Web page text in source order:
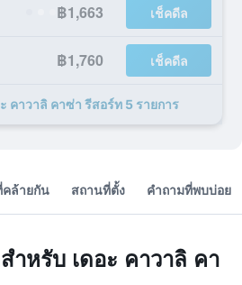
฿1,663 เช็คดีล
฿1,760 เช็คดีล
คาวาลิ คาซ่า รีสอร์ท 5 รายการ
ล้ายกัน สถานที่ตั้ง คำถามที่พบบ่อย
ำหรับ เดอะ คาวาลิ คา